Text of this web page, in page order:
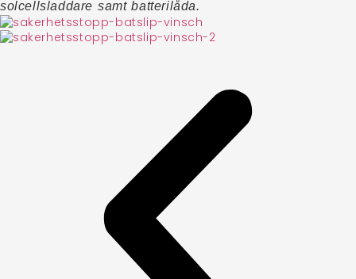
solcellsladdare samt batterilåda.